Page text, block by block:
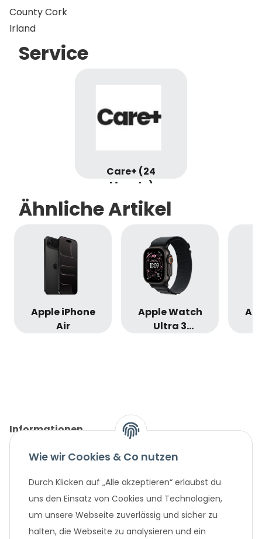
County Cork
Irland
Service
Care+ (24
Monate)
Ähnliche Artikel
Apple iPhone
Air
Apple Watch
Ultra 3
Informationen
Gesetzliche Informationen
Unternehmen
Beliebte Angebote
Wie wir Cookies & Co nutzen
Durch Klicken auf „Alle akzeptieren“ erlaubst du
uns den Einsatz von Cookies und Technologien,
um unsere Webseite zuverlässig und sicher zu
halten, die Webseite zu analysieren und ein